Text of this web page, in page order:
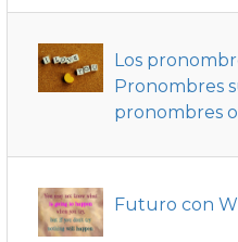
Los
Pronombres
pronombres
Futuro con